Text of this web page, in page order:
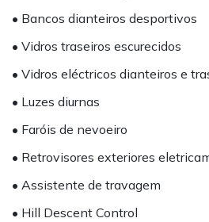
• Bancos dianteiros desportivos
• Vidros traseiros escurecidos
• Vidros eléctricos dianteiros e
• Luzes diurnas
• Faróis de nevoeiro
• Retrovisores exteriores
• Assistente de travagem
• Hill Descent Control